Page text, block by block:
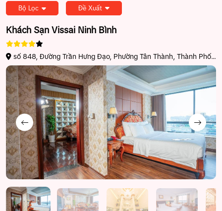
Bộ Lọc Đề Xuất
Khách Sạn Vissai Ninh Bình
số 848, Đường Trần Hưng Đạo, Phường Tân Thành, Thành Phố
Ninh Bình, Tỉnh Ninh Bình